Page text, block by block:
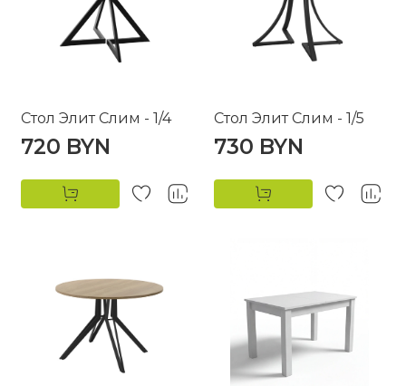
Стол Элит Слим - 1/4
720 BYN
Стол Элит Слим - 1/5
730 BYN